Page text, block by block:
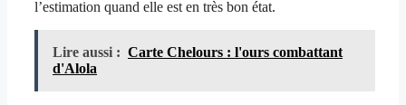
l’estimation quand elle est en très bon état.
Lire aussi : Carte Chelours : l'ours combattant
d'Alola